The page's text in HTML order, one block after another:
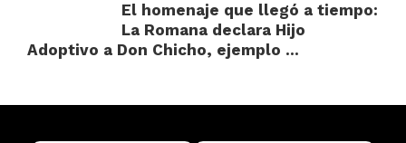
El homenaje que llegó a tiempo:
La Romana declara Hijo
Adoptivo a Don Chicho, ejemplo ...